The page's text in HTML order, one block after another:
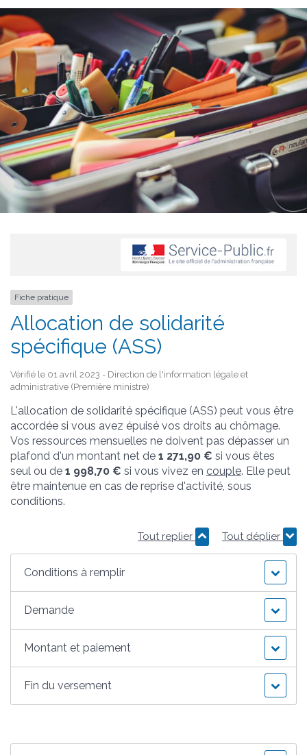
Fiche pratique
Allocation de solidarité
spécifique (ASS)
Vérifié le 01 avril 2023 - Direction de l'information légale et
administrative (Première ministre)
L'allocation de solidarité spécifique (ASS) peut vous être
accordée si vous avez épuisé vos droits au chômage.
Vos ressources mensuelles ne doivent pas dépasser un
plafond d'un montant net de 1 271,90 € si vous êtes
seul ou de 1 998,70 € si vous vivez en couple. Elle peut
être maintenue en cas de reprise d'activité, sous
conditions.
Tout replier Tout déplier
Conditions à remplir
Demande
Montant et paiement
Fin du versement